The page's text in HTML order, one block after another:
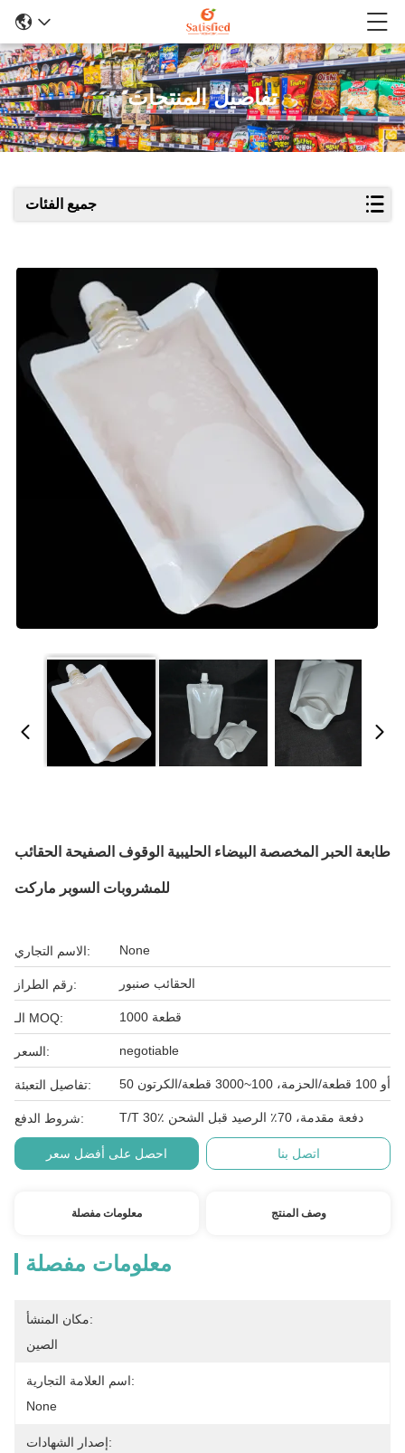
تفاصيل المنتجات
جميع الفئات
طابعة الحبر المخصصة البيضاء الحليبية الوقوف الصفيحة الحقائب
للمشروبات السوبر ماركت
الاسم التجاري: None
رقم الطراز: الحقائب صنبور
الـ MOQ: 1000 قطعة
السعر: negotiable
تفاصيل التعبئة: 50 أو 100 قطعة/الحزمة، 100~3000 قطعة/الكرتون
شروط الدفع: T/T 30٪ دفعة مقدمة، 70٪ الرصيد قبل الشحن
احصل على أفضل سعر اتصل بنا
معلومات مفصلة وصف المنتج
معلومات مفصلة
مكان المنشأ:
الصين
اسم العلامة التجارية:
None
إصدار الشهادات: